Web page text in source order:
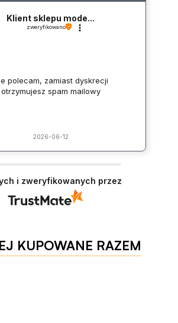
Klient sklepu mode...
zweryfikowano
polecam, zamiast dyskrecji
otrzymujesz spam mailowy
2026-06-12
i zweryfikowanych przez
KUPOWANE RAZEM